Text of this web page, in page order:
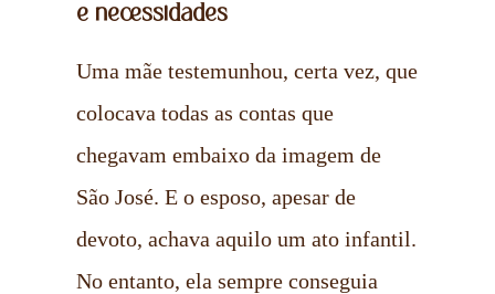
e necessidades
Uma mãe testemunhou, certa vez, que
colocava todas as contas que
chegavam embaixo da imagem de
São José. E o esposo, apesar de
devoto, achava aquilo um ato infantil.
No entanto, ela sempre conseguia